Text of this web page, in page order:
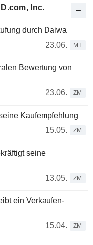
Inc.
durch Daiwa
23.06.
MT
Bewertung von
23.06.
ZM
Kaufempfehlung
15.05.
ZM
seine
13.05.
ZM
ein Verkaufen-
15.04.
ZM